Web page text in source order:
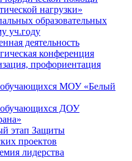
нагрузки»
образовательных
уч.году
деятельность
конференция
профориентация
обучающихся МОУ «Белый
обучающихся ДОУ
этап Защиты
проектов
лидерства